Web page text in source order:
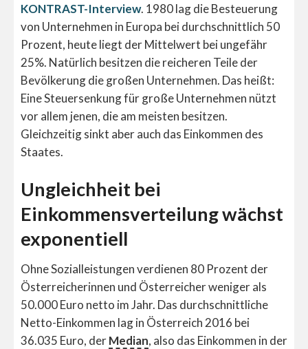
KONTRAST-Interview. 1980 lag die Besteuerung
von Unternehmen in Europa bei durchschnittlich 50
Prozent, heute liegt der Mittelwert bei ungefähr
25%. Natürlich besitzen die reicheren Teile der
Bevölkerung die großen Unternehmen. Das heißt:
Eine Steuersenkung für große Unternehmen nützt
vor allem jenen, die am meisten besitzen.
Gleichzeitig sinkt aber auch das Einkommen des
Staates.
Ungleichheit bei
Einkommensverteilung wächst
exponentiell
Ohne Sozialleistungen verdienen 80 Prozent der
Österreicherinnen und Österreicher weniger als
50.000 Euro netto im Jahr. Das durchschnittliche
Netto-Einkommen lag in Österreich 2016 bei
36.035 Euro, derMedian, also das Einkommen in der